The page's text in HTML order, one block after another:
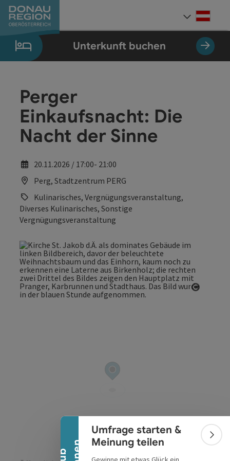
Zum Inhalt
Zur Navigation
Zum Seitenanfang
Zur Kontaktseite
Zum Impressum
Zur Startseite
Banner einklappen
Umfrage starten &
Meinung teilen
Unterkunft buchen
Perger
Einkaufsnacht: Die
Nacht der Sinne
20.11.2026 / 17:00- 21:00
Perg, Stadtzentrum PERG
Kulinarisches, Vergnügungsveranstaltung,
Diverses Kulinarisches, Sonstige
Vergnügungsveranstaltung